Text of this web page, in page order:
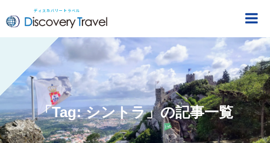
ディスカバリートラベル
DiscoveryTravel
「Tag: シントラ」の記事一覧